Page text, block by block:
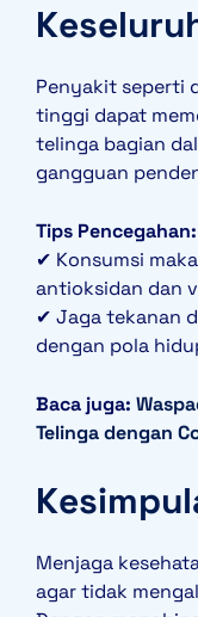
Penyakit seperti
tinggi dapat
telinga bagian
gangguan
Tips Pencegahan:
✔ Konsumsi
antioksidan dan
✔ Jaga tekanan
dengan pola
Baca juga:
Telinga dengan
Menjaga
agar tidak